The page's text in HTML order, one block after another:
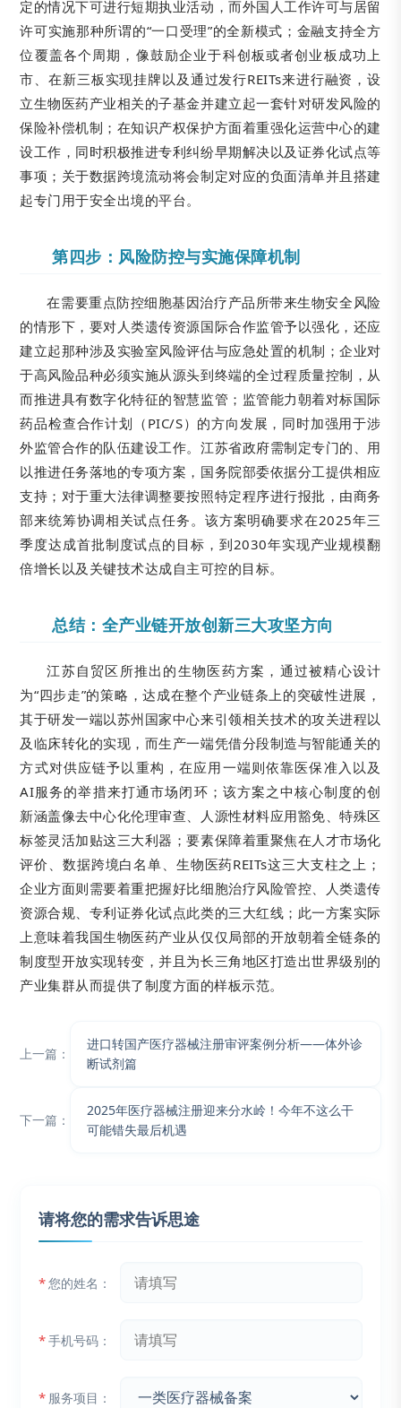
定的情况下可进行短期执业活动，而外国人工作许可与居留
许可实施那种所谓的“一口受理”的全新模式；金融支持全方
位覆盖各个周期，像鼓励企业于科创板或者创业板成功上
市、在新三板实现挂牌以及通过发行REITs来进行融资，设
立生物医药产业相关的子基金并建立起一套针对研发风险的
保险补偿机制；在知识产权保护方面着重强化运营中心的建
设工作，同时积极推进专利纠纷早期解决以及证券化试点等
事项；关于数据跨境流动将会制定对应的负面清单并且搭建
起专门用于安全出境的平台。
第四步：风险防控与实施保障机制
在需要重点防控细胞基因治疗产品所带来生物安全风险
的情形下，要对人类遗传资源国际合作监管予以强化，还应
建立起那种涉及实验室风险评估与应急处置的机制；企业对
于高风险品种必须实施从源头到终端的全过程质量控制，从
而推进具有数字化特征的智慧监管；监管能力朝着对标国际
药品检查合作计划（PIC/S）的方向发展，同时加强用于涉
外监管合作的队伍建设工作。江苏省政府需制定专门的、用
以推进任务落地的专项方案，国务院部委依据分工提供相应
支持；对于重大法律调整要按照特定程序进行报批，由商务
部来统筹协调相关试点任务。该方案明确要求在2025年三
季度达成首批制度试点的目标，到2030年实现产业规模翻
倍增长以及关键技术达成自主可控的目标。
总结：全产业链开放创新三大攻坚方向
江苏自贸区所推出的生物医药方案，通过被精心设计
为“四步走”的策略，达成在整个产业链条上的突破性进展，
其于研发一端以苏州国家中心来引领相关技术的攻关进程以
及临床转化的实现，而生产一端凭借分段制造与智能通关的
方式对供应链予以重构，在应用一端则依靠医保准入以及
AI服务的举措来打通市场闭环；该方案之中核心制度的创
新涵盖像去中心化伦理审查、人源性材料应用豁免、特殊区
标签灵活加贴这三大利器；要素保障着重聚焦在人才市场化
评价、数据跨境白名单、生物医药REITs这三大支柱之上；
企业方面则需要着重把握好比细胞治疗风险管控、人类遗传
资源合规、专利证券化试点此类的三大红线；此一方案实际
上意味着我国生物医药产业从仅仅局部的开放朝着全链条的
制度型开放实现转变，并且为长三角地区打造出世界级别的
产业集群从而提供了制度方面的样板示范。
上一篇：
进口转国产医疗器械注册审评案例分析——体外诊
断试剂篇
下一篇：
2025年医疗器械注册迎来分水岭！今年不这么干
可能错失最后机遇
请将您的需求告诉思途
*您的姓名：
*手机号码：
* 服务项目：